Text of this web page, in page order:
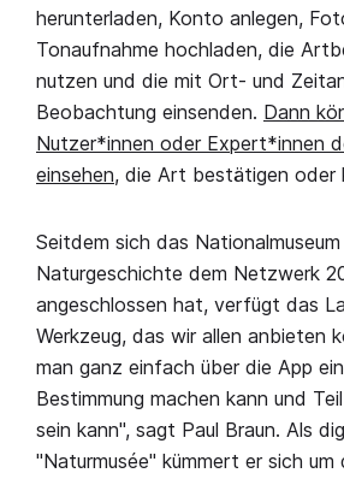
herunterladen, Konto anlegen,
Tonaufnahme hochladen, die
nutzen und die mit Ort- und
Beobachtung einsenden. Dann
Nutzer*innen oder Expert*innen
einsehen, die Art bestätigen oder
Seitdem sich das
Naturgeschichte dem Netzwerk
angeschlossen hat, verfügt das
Werkzeug, das wir allen anbieten
man ganz einfach über die App
Bestimmung machen kann und
sein kann", sagt Paul Braun. Als
"Naturmusée" kümmert er sich um